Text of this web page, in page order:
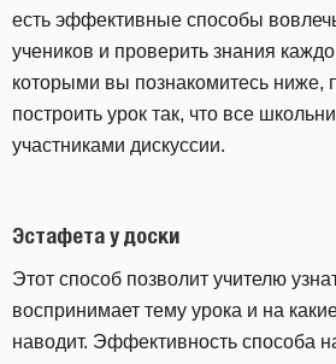
есть эффективные способы
учеников и проверить знания
которыми вы познакомитесь ниже,
построить урок так, что все
участниками дискуссии.
Эстафета у доски
Этот способ позволит учителю
воспринимает тему урока и на
наводит. Эффективность способа